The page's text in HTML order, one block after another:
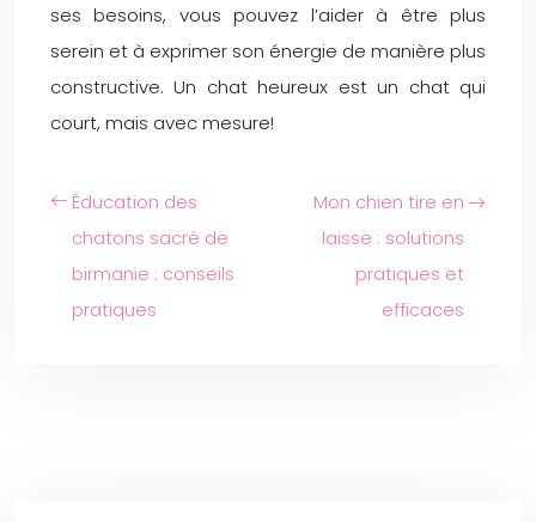
ses besoins, vous pouvez l’aider à être plus
serein et à exprimer son énergie de manière plus
constructive. Un chat heureux est un chat qui
court, mais avec mesure!
Éducation des
chatons sacré de
birmanie : conseils
pratiques
Mon chien tire en
laisse : solutions
pratiques et
efficaces